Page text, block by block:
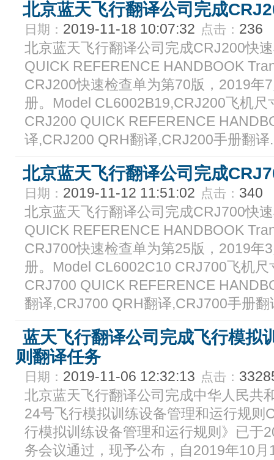
北京蓝天飞行翻译公司完成
日期： 2019-11-18 10:07:32 点击： 236
北京蓝天飞行翻译公司完成CRJ200快
QUICK REFERENCE HANDBOOK
CRJ200快速检查单为第70版，2019年
册。Model CL6002B19,CRJ200飞机
CRJ200 QUICK REFERENCE
译,CRJ200 QRH翻译,CRJ200手册翻译
北京蓝天飞行翻译公司完成
日期： 2019-11-12 11:51:02 点击： 340
北京蓝天飞行翻译公司完成CRJ700快
QUICK REFERENCE HANDBOOK
CRJ700快速检查单为第25版，2019年
册。Model CL6002C10 CRJ700飞机
CRJ700 QUICK REFERENCE
翻译,CRJ700 QRH翻译,CRJ700手册翻
蓝天飞行翻译公司完成飞行模拟
则翻译任务
日期： 2019-11-06 12:32:13 点击：
北京蓝天飞行翻译公司完成中华人民共
24号飞行模拟训练设备管理和运行规则
行模拟训练设备管理和运行规则》已于
务会议通过，现予公布，自2019年10